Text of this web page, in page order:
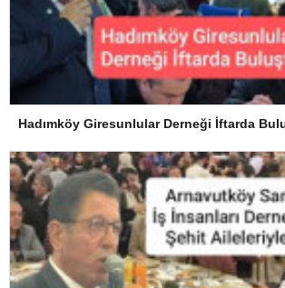
Hadımköy Giresunlular Derneği İftarda